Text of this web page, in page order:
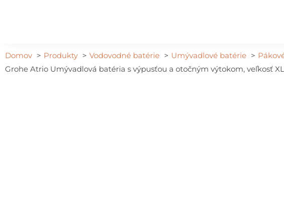
Domov Produkty Vodovodné batérie Umývadlové batérie
Grohe Atrio Umývadlová batéria s výpusťou a otočným výtokom, veľkosť